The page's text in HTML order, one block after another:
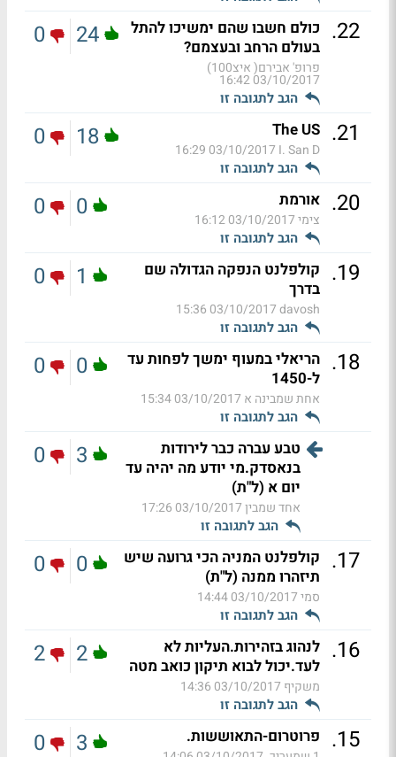
22
. כולם חשבו שהם ימשיכו להתל
בעולם הרחב ובעצמם?
פרופ' אבירם( איצ100)
03/10/2017 16:42
הגב לתגובה זו
24
0
21
.
The US
I. San D
03/10/2017 16:29
הגב לתגובה זו
18
0
20
. אורמת
צימי03/10/2017 16:12
הגב לתגובה זו
0
0
19
. קולפלנט הנפקה הגדולה שם
בדרך
davosh
03/10/2017 15:36
הגב לתגובה זו
1
0
18
. הריאלי במעוף ימשך לפחות עד
ל-1450
אחת שמבינה א 03/10/2017 15:34
הגב לתגובה זו
0
0
טבע עברה כבר לירודות
בנאסדק.מי יודע מה יהיה עד
יום א (ל"ת)
אחד שמבין03/10/2017 17:26
הגב לתגובה זו
3
0
17
. קולפלנט המניה הכי גרועה שיש
תיזהרו ממנה (ל"ת)
סמי03/10/2017 14:44
הגב לתגובה זו
0
0
16
. לנהוג בזהירות.העליות לא
לעד.יכול לבוא תיקון כואב מטה
משקיף 03/10/2017 14:36
הגב לתגובה זו
2
2
15
. פרוטרום-התאוששות. 3
0